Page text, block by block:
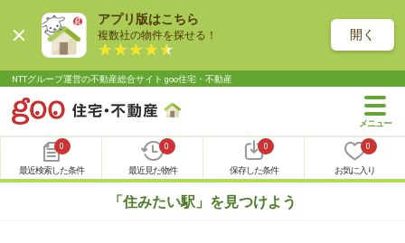
アプリ版はこちら
複数社の物件を探せる！ 開く
NTTグループ運営の不動産総合サイト goo住宅・不動産
0
最近検索した条件
0
最近見た物件
0
保存した条件
0
お気に入り
「住みたい駅」を見つけよう